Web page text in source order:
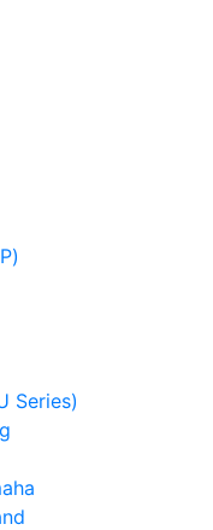
Series)